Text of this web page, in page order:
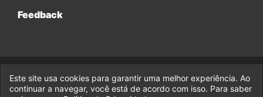
Feedback
© 2017-2026 Legado da Marvel, uma empresa da Legado
Enterprises.
Este site usa cookies para garantir uma melhor experiência. Ao
continuar a navegar, você está de acordo com isso. Para saber